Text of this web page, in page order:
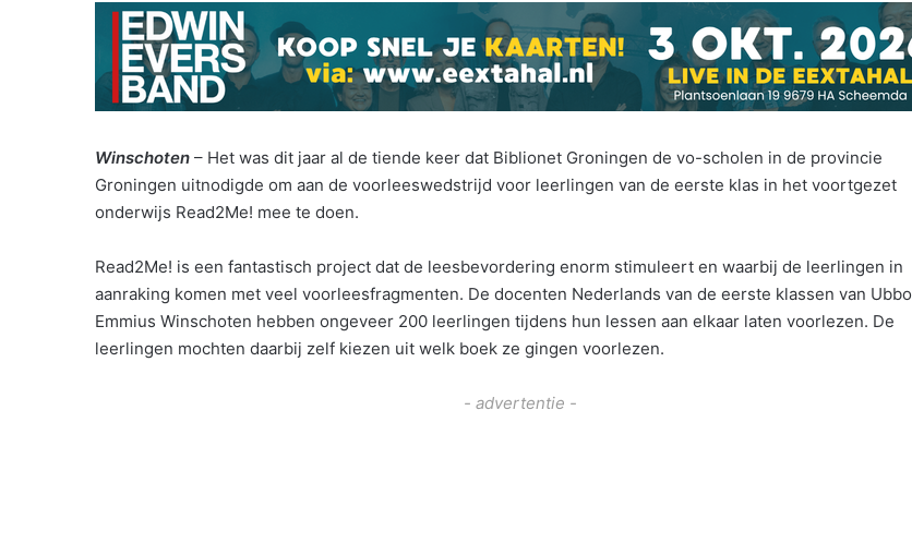
Winschoten – Het was dit jaar al de tiende keer dat Biblionet Groningen de vo-scholen in de provincie
Groningen uitnodigde om aan de voorleeswedstrijd voor leerlingen van de eerste klas in het voortgezet
onderwijs Read2Me! mee te doen.
Read2Me! is een fantastisch project dat de leesbevordering enorm stimuleert en waarbij de leerlingen in
aanraking komen met veel voorleesfragmenten. De docenten Nederlands van de eerste klassen van Ubbo
Emmius Winschoten hebben ongeveer 200 leerlingen tijdens hun lessen aan elkaar laten voorlezen. De
leerlingen mochten daarbij zelf kiezen uit welk boek ze gingen voorlezen.
- advertentie -